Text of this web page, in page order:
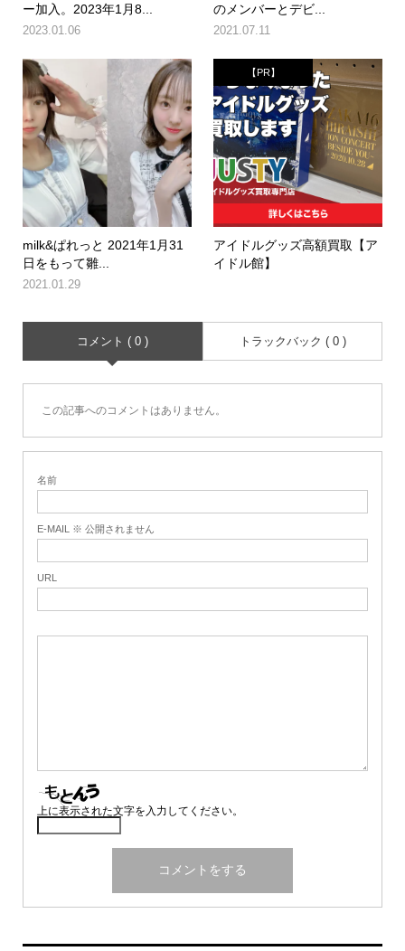
ー加入。2023年1月8...
2023.01.06
のメンバーとデビ...
2021.07.11
milk&ぱれっと 2021年1月31
日をもって雛...
2021.01.29
【PR】
アイドルグッズ高額買取【ア
イドル館】
コメント ( 0 ) トラックバック ( 0 )
この記事へのコメントはありません。
名前
E-MAIL ※ 公開されません
URL
上に表示された文字を入力してください。